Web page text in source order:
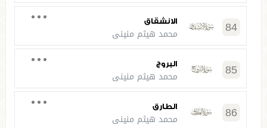
84 الانشقاق
محمد هيثم منيني
85 البروج
محمد هيثم منيني
86 الطارق
محمد هيثم منيني